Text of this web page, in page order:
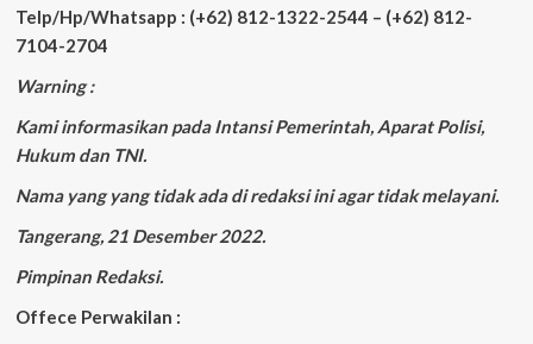
Telp/Hp/Whatsapp : (+62) 812-1322-2544 – (+62) 812-
7104-2704
Warning :
Kami informasikan pada Intansi Pemerintah, Aparat Polisi,
Hukum dan TNI.
Nama yang yang tidak ada di redaksi ini agar tidak melayani.
Tangerang, 21 Desember 2022.
Pimpinan Redaksi.
Offece Perwakilan :